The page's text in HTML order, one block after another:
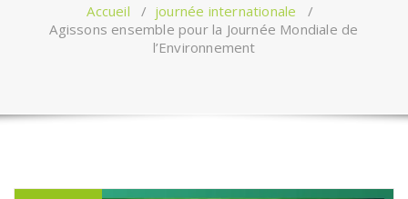
Accueil / journée internationale /
Agissons ensemble pour la Journée Mondiale de
l’Environnement